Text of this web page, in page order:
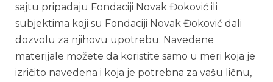
sajtu pripadaju Fondaciji Novak Đoković ili
subjektima koji su Fondaciji Novak Đoković dali
dozvolu za njihovu upotrebu. Navedene
materijale možete da koristite samo u meri koja je
izričito navedena i koja je potrebna za vašu ličnu,